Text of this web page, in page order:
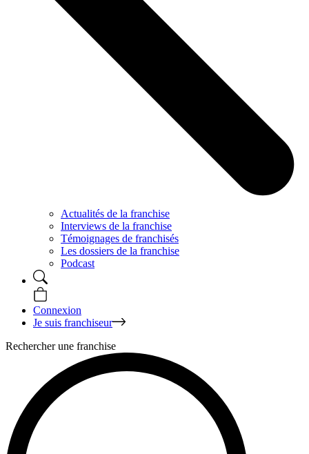
Actualités de la franchise
Interviews de la franchise
Témoignages de franchisés
Les dossiers de la franchise
Podcast
Connexion
Je suis franchiseur
Rechercher une franchise